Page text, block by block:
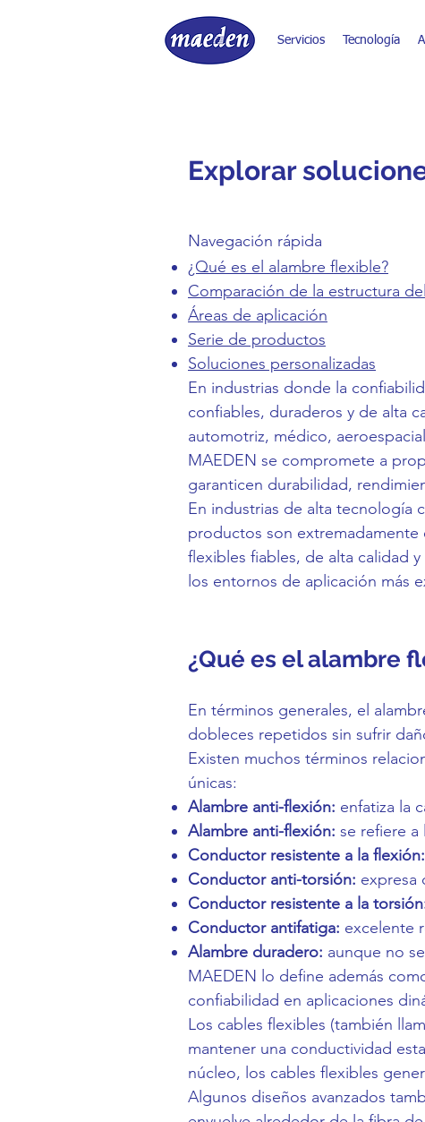
Servicios Tecnología
Explorar
Navegación rápida
¿Qué es el alambre flexible?
Comparación de la estructura
Áreas de aplicación
Serie de productos
Soluciones personalizadas
En industrias donde la
confiables, duraderos y de alta
automotriz, médico,
MAEDEN se compromete a
garanticen durabilidad,
En industrias de alta tecnología
productos son extremadamente
flexibles fiables, de alta calidad
los entornos de aplicación más
¿Qué es el alambre
En términos generales, el
dobleces repetidos sin sufrir
Existen muchos términos
únicas:
Alambre anti-flexión: enfatiza la
Alambre anti-flexión: se refiere
Conductor resistente a la flexión:
Conductor anti-torsión: expresa
Conductor resistente a la
Conductor antifatiga: excelente
Alambre duradero: aunque no
MAEDEN lo define además
confiabilidad en aplicaciones
Los cables flexibles (también
mantener una conductividad
núcleo, los cables flexibles
Algunos diseños avanzados